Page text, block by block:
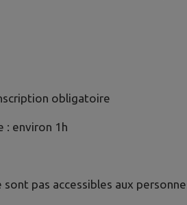
obligatoire
: environ 1h
pas accessibles aux